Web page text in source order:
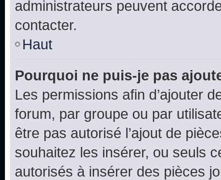
administrateurs peuvent
contacter.
Haut
Pourquoi ne puis-je pas
Les permissions afin d’ajouter
forum, par groupe ou par
être pas autorisé l’ajout de
souhaitez les insérer, ou seuls
autorisés à insérer des pièces